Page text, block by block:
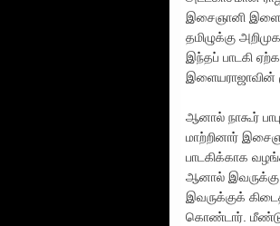
இசைஞானி
தமிழுக்கு
இந்தப் பாடகி
இளையராஜாவின்
ஆனால் நாகூர்
மாற்றினார்
பாடகிக்காக
ஆனால்
இவருக்குக்
கொண்டார். மீண்டும்